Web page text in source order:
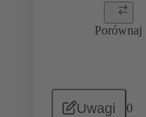
Porównaj
Uwagi 0